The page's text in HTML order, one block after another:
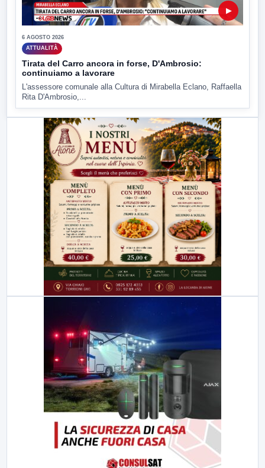
▶
6 AGOSTO 2026
ATTUALITÀ
Tirata del Carro ancora in forse, D'Ambrosio:
continuiamo a lavorare
L'assessore comunale alla Cultura di Mirabella Eclano, Raffaella
Rita D'Ambrosio,...